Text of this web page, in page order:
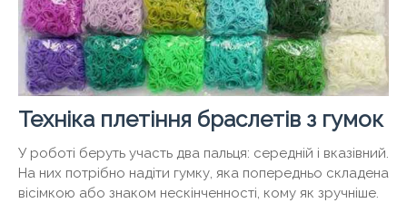
Техніка плетіння браслетів з гумок
У роботі беруть участь два пальця: середній і вказівний.
На них потрібно надіти гумку, яка попередньо складена
вісімкою або знаком нескінченності, кому як зручніше.